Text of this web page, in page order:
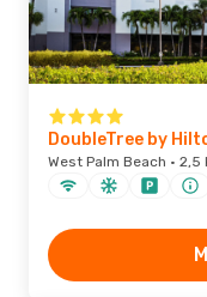
DoubleTree by
West Palm Beach ·